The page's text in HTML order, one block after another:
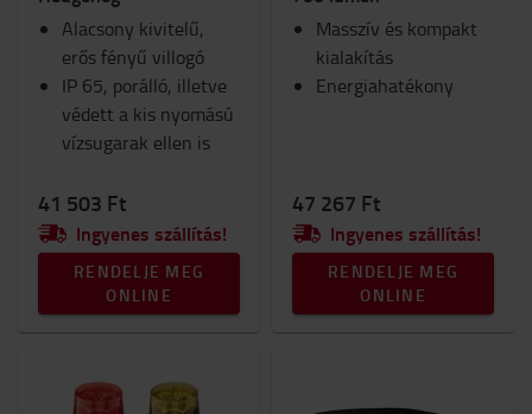
Alacsony kivitelű,
erős fényű villogó
IP 65, porálló, illetve
védett a kis nyomású
vízsugarak ellen is
41 503 Ft
Ingyenes szállítás!
RENDELJE MEG
ONLINE
Masszív és kompakt
kialakítás
Energiahatékony
47 267 Ft
Ingyenes szállítás!
RENDELJE MEG
ONLINE